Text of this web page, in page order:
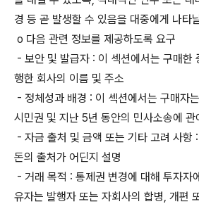
경 등 곧 발생할 수 있음을 대중에게 나타
o 다음 관련 정보를 제공하도록 요구
- 보안 및 발급자 : 이 섹션에서는 구매한
행한 회사의 이름 및 주소
- 정체성과 배경 : 이 섹션에서는 구매자
시민권 및 지난 5년 동안의 민사소송에
- 자금 출처 및 금액 또는 기타 고려 사항
돈의 출처가 어딘지 설명
- 거래 목적 : 통제권 변경에 대해 투자자
유자는 발행자 또는 자회사의 합병, 개편